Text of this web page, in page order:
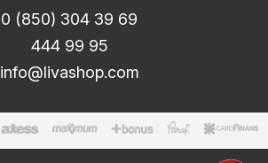
0 (850) 304 39 69
444 99 95
info@livashop.com